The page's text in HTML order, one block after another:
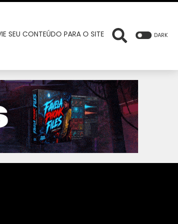
SEU CONTEÚDO PARA O SITE DARK